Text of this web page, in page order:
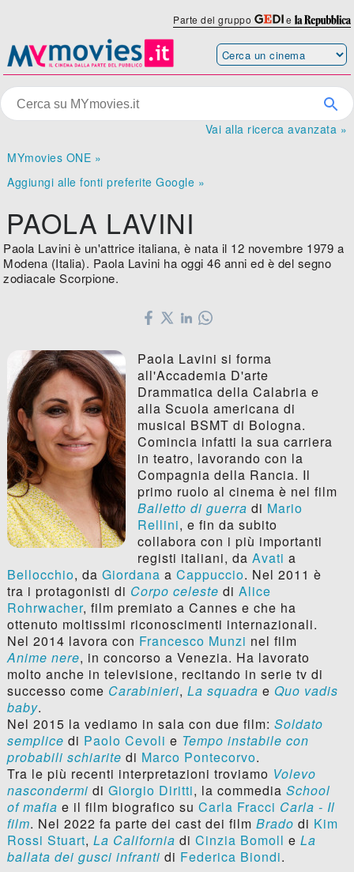
Parte del gruppo e
Vai alla ricerca avanzata »
MYmovies ONE »
Aggiungi alle fonti preferite Google »
PAOLA LAVINI
Paola Lavini è un'attrice italiana, è nata il 12 novembre 1979 a
Modena (Italia). Paola Lavini ha oggi 46 anni ed è del segno
zodiacale Scorpione.
Paola Lavini si forma
all'Accademia D'arte
Drammatica della Calabria e
alla Scuola americana di
musical BSMT di Bologna.
Comincia infatti la sua carriera
in teatro, lavorando con la
Compagnia della Rancia. Il
primo ruolo al cinema è nel film
Balletto di guerra di Mario
Rellini, e fin da subito
collabora con i più importanti
registi italiani, da Avati a
Bellocchio, da Giordana a Cappuccio. Nel 2011 è
tra i protagonisti di Corpo celeste di Alice
Rohrwacher, film premiato a Cannes e che ha
ottenuto moltissimi riconoscimenti internazionali.
Nel 2014 lavora con Francesco Munzi nel film
Anime nere, in concorso a Venezia. Ha lavorato
molto anche in televisione, recitando in serie tv di
successo come Carabinieri, La squadra e Quo vadis
baby.
Nel 2015 la vediamo in sala con due film: Soldato
semplice di Paolo Cevoli e Tempo instabile con
probabili schiarite di Marco Pontecorvo.
Tra le più recenti interpretazioni troviamo Volevo
nascondermi di Giorgio Diritti, la commedia School
of mafia e il film biografico su Carla Fracci Carla - Il
film. Nel 2022 fa parte dei cast dei film Brado di Kim
Rossi Stuart, La California di Cinzia Bomoll e La
ballata dei gusci infranti di Federica Biondi.